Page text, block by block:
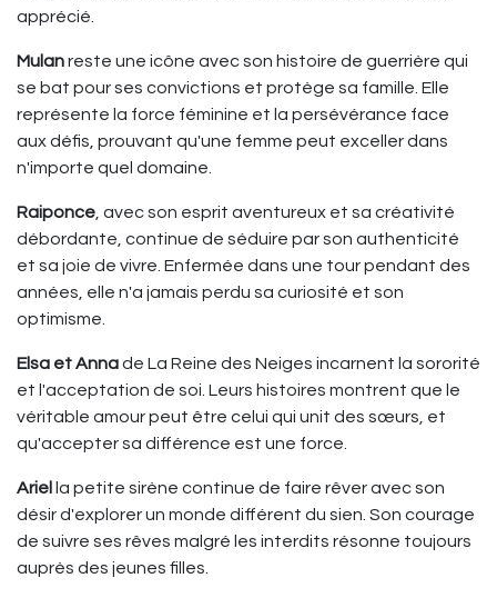
apprécié.
Mulanreste une icône avec son histoire de guerrière qui
se bat pour ses convictions et protège sa famille. Elle
représente la force féminine et la persévérance face
aux défis, prouvant qu'une femme peut exceller dans
n'importe quel domaine.
Raiponce , avec son esprit aventureux et sa créativité
débordante, continue de séduire par son authenticité
et sa joie de vivre. Enfermée dans une tour pendant des
années, elle n'a jamais perdu sa curiosité et son
optimisme.
Elsa et Annade La Reine des Neiges incarnent la sororité
et l'acceptation de soi. Leurs histoires montrent que le
véritable amour peut être celui qui unit des sœurs, et
qu'accepter sa différence est une force.
Ariella petite sirène continue de faire rêver avec son
désir d'explorer un monde différent du sien. Son courage
de suivre ses rêves malgré les interdits résonne toujours
auprès des jeunes filles.